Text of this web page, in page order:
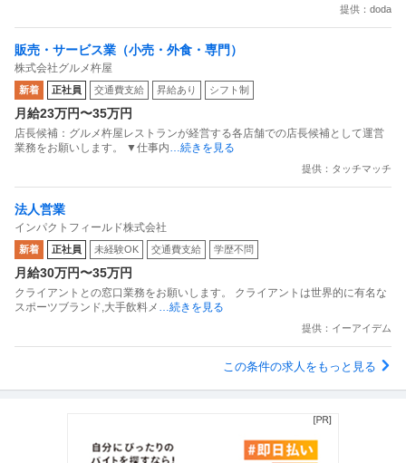
提供：doda
販売・サービス業（小売・外食・専門）
株式会社グルメ杵屋
新着 正社員 交通費支給 昇給あり シフト制
月給23万円〜35万円
店長候補：グルメ杵屋レストランが経営する各店舗での店長候補として運営
業務をお願いします。 ▼仕事内 …続きを見る
提供：タッチマッチ
法人営業
インパクトフィールド株式会社
新着 正社員 未経験OK 交通費支給 学歴不問
月給30万円〜35万円
クライアントとの窓口業務をお願いします。 クライアントは世界的に有名な
スポーツブランド,大手飲料メ
…続きを見る
提供：イーアイデム
この条件の求人をもっと見る